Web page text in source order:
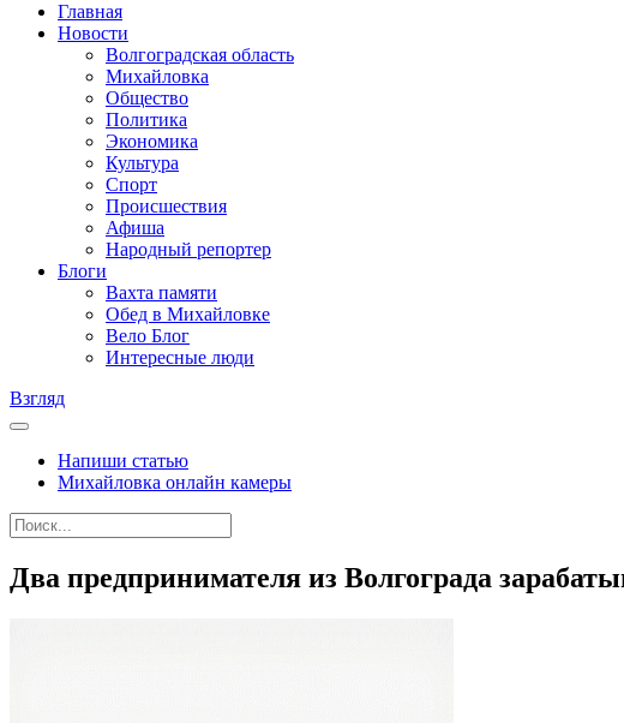
Главная
Новости
Волгоградская область
Михайловка
Общество
Политика
Экономика
Культура
Спорт
Происшествия
Афиша
Народный репортер
Блоги
Вахта памяти
Обед в Михайловке
Вело Блог
Интересные люди
Взгляд
Напиши статью
Михайловка онлайн камеры
Два предпринимателя из Волгограда